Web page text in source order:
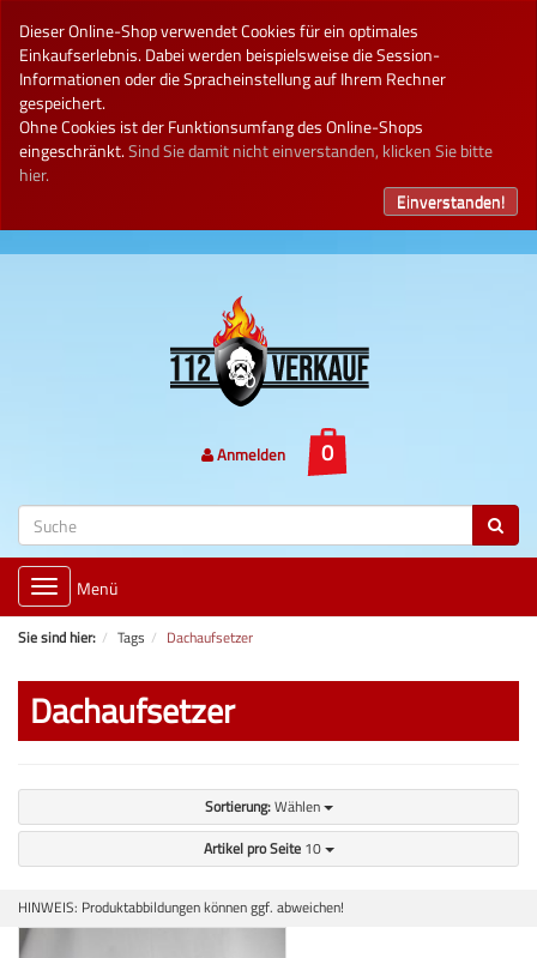
Dieser Online-Shop verwendet Cookies für ein optimales
Einkaufserlebnis. Dabei werden beispielsweise die Session-
Informationen oder die Spracheinstellung auf Ihrem Rechner
gespeichert.
Ohne Cookies ist der Funktionsumfang des Online-Shops
eingeschränkt.Sind Sie damit nicht einverstanden, klicken Sie bitte
hier.
Einverstanden!
Anmelden
Toggle
navigation
Menü
Sie sind hier: Tags Dachaufsetzer
Dachaufsetzer
Sortierung:Wählen
Artikel pro Seite 10
HINWEIS: Produktabbildungen können ggf. abweichen!